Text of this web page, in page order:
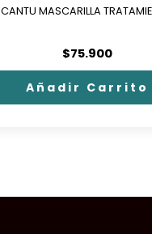
CANTU MASCARILLA
$75.900
Añadir Carrito